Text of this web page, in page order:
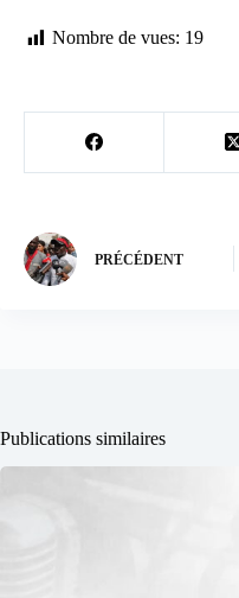
Nombre de vues: 19
PRÉCÉDENT
Publications similaires